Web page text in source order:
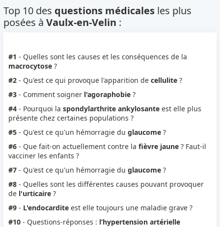
Top 10 des questions médicales les plus
posées àVaulx-en-Velin :
#1 - Quelles sont les causes et les conséquences de la
macrocytose ?
#2 - Qu'est ce qui provoque l'apparition decellulite ?
#3 - Comment soigner l'agoraphobie ?
#4 - Pourquoi laspondylarthrite ankylosante est elle plus
présente chez certaines populations ?
#5 - Qu'est ce qu'un hémorragie duglaucome ?
#6 - Que fait-on actuellement contre lafièvre jaune ? Faut-il
vacciner les enfants ?
#7 - Qu'est ce qu'un hémorragie duglaucome ?
#8 - Quelles sont les différentes causes pouvant provoquer
de l'urticaire ?
#9 - L'endocardite est elle toujours une maladie grave ?
#10 - Questions-réponses : l’hypertension artérielle